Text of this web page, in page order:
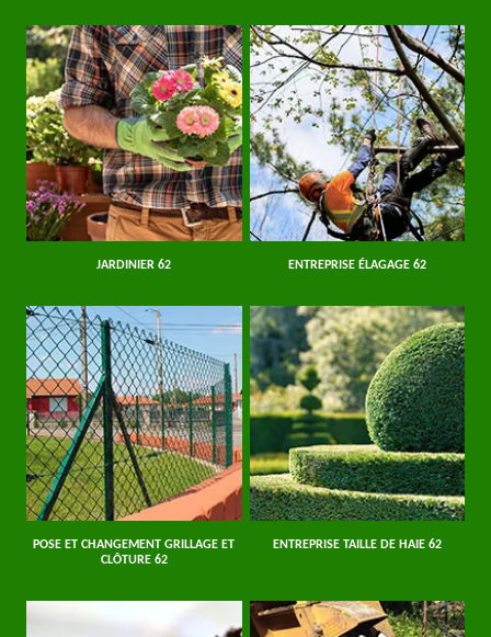
JARDINIER 62 ENTREPRISE ÉLAGAGE 62
POSE ET CHANGEMENT GRILLAGE ET
CLÔTURE 62
ENTREPRISE TAILLE DE HAIE 62